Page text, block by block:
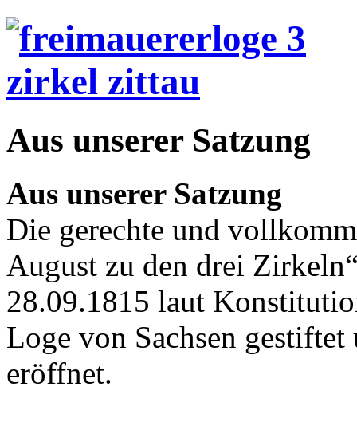
Aus unserer Satzung
Aus unserer Satzung
Die gerechte und
August zu den drei
28.09.1815 laut
Loge von Sachsen
eröffnet.